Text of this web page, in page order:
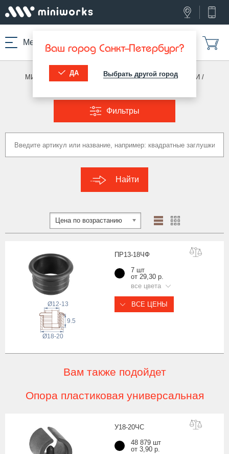
Меню Ваш город Санкт-Петербург?
ДА Выбрать другой город
МИНИВОРКС ПРО ПЕРЕХОДНИКИ И СОЕДИНИТЕЛИ /
ПЕРЕХОДНИКИ (КРУГ)
Фильтры
Найти
Цена по возрастанию
ПР13-18ЧФ
Ø18-20
9.5
Ø12-13
7 шт
от 29,30 р.
все цвета
ВСЕ ЦЕНЫ
Вам также подойдет
Опора пластиковая универсальная
У18-20ЧС
48 879 шт
от 3,90 р.